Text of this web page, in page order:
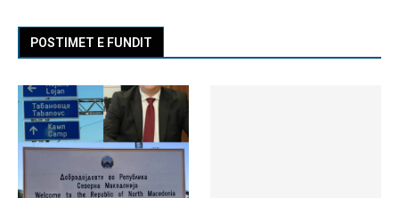
POSTIMET E FUNDIT